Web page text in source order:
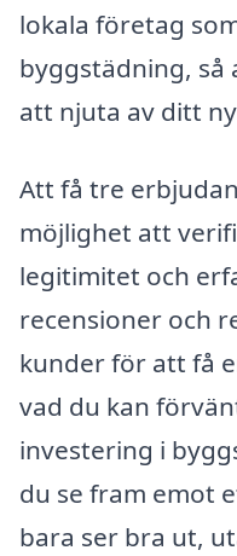
lokala företag
byggstädning, så
att njuta av ditt
Att få tre
möjlighet att
legitimitet och
recensioner och
kunder för att få
vad du kan
investering i
du se fram emot
bara ser bra ut,